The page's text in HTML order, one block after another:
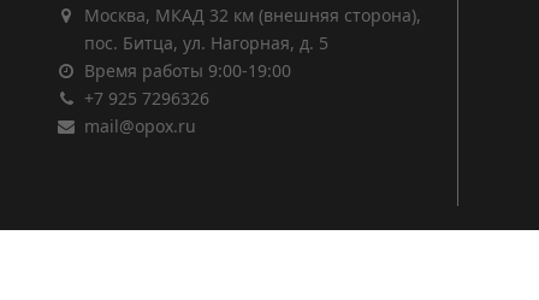
Москва, МКАД 32 км (внешняя сторона),
пос. Битца, ул. Нагорная, д. 5
Время работы 9:00-19:00
+7 925 7296326
mail@opox.ru